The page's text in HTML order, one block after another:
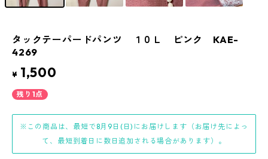
タックテーパードパンツ １０Ｌ ピンク KAE-
4269
¥ 1,500
残り1点
※この商品は、最短で8月9日(日)にお届けします（お届け先によっ
て、最短到着日に数日追加される場合があります）。